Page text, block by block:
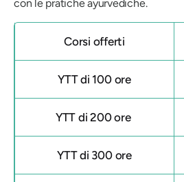
con le pratiche ayurvediche.
Corsi offerti
YTT di 100 ore
YTT di 200 ore
YTT di 300 ore